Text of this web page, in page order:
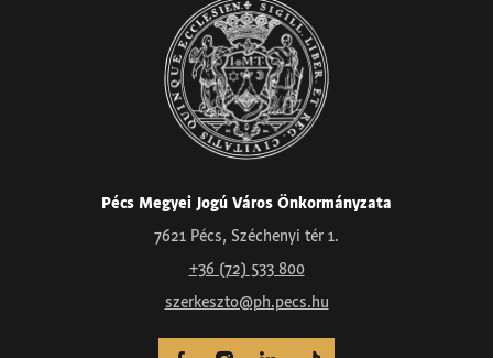
Pécs Megyei Jogú Város Önkormányzata
7621 Pécs, Széchenyi tér 1.
+36 (72) 533 800
szerkeszto@ph.pecs.hu